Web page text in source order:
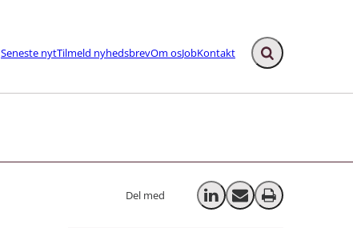
Seneste nytTilmeld nyhedsbrevOm osJobKontakt Fold søgefelt ud
Del med Del på LinkedIn
Send email
Print